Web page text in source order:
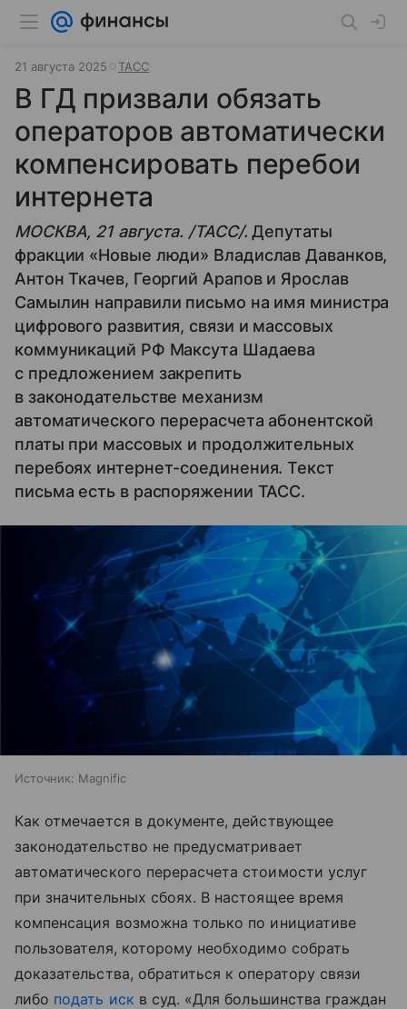
21 августа 2025 ТАСС
В ГД призвали обязать
операторов автоматически
компенсировать перебои
интернета
МОСКВА, 21 августа. /ТАСС/.Депутаты
фракции «Новые люди» Владислав Даванков,
Антон Ткачев, Георгий Арапов и Ярослав
Самылин направили письмо на имя министра
цифрового развития, связи и массовых
коммуникаций РФ Максута Шадаева
с предложением закрепить
в законодательстве механизм
автоматического перерасчета абонентской
платы при массовых и продолжительных
перебоях интернет-соединения. Текст
письма есть в распоряжении ТАСС.
Источник: Magnific
Как отмечается в документе, действующее
законодательство не предусматривает
автоматического перерасчета стоимости услуг
при значительных сбоях. В настоящее время
компенсация возможна только по инициативе
пользователя, которому необходимо собрать
доказательства, обратиться к оператору связи
либо подать иск в суд. «Для большинства граждан